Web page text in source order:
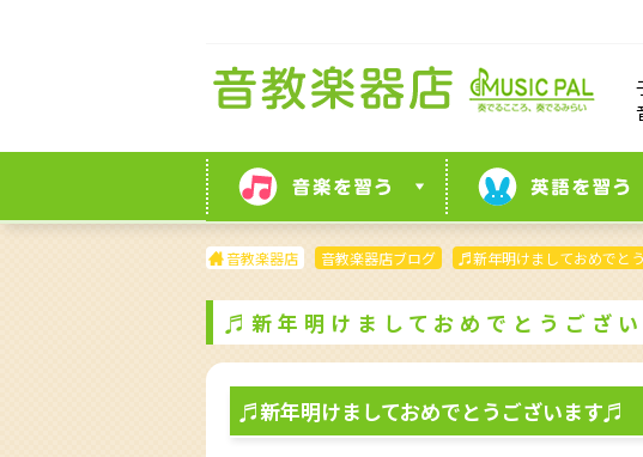
音教楽器店 音教楽器店ブログ ♬新年明けましておめでと
♬新年明けましておめでとうご
♬新年明けましておめでとうございます♬